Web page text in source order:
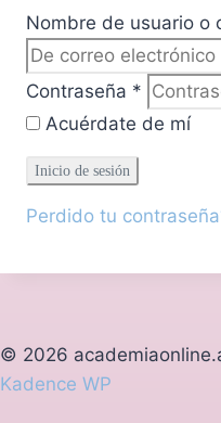
Nombre de usuario o
Contraseña *
Acuérdate de mí
Inicio de sesión
Perdido tu
© 2026
Kadence WP